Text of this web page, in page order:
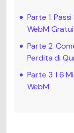
Parte 1.
WebM
Parte 2.
Perdita di
Parte 3. I 6
WebM